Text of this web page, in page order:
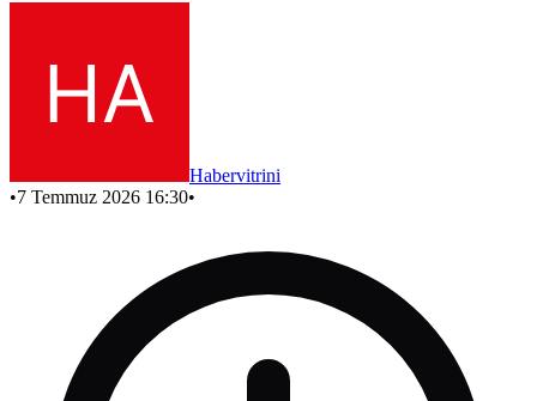
Habervitrini
•7 Temmuz 2026 16:30•